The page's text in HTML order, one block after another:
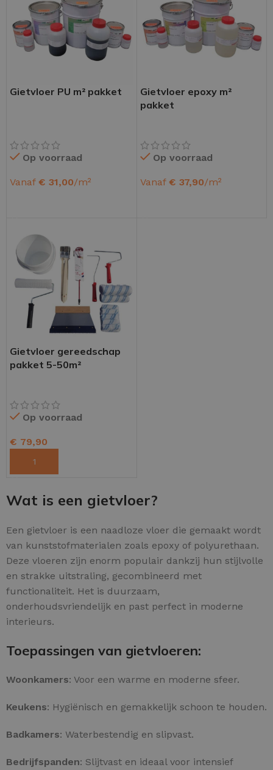
Gietvloer PU m² pakket
Op voorraad
Vanaf € 31,00/m²
Gietvloer epoxy m²
pakket
Op voorraad
Vanaf € 37,90/m²
Gietvloer gereedschap
pakket 5-50m²
Op voorraad
€ 79,90
Wat is een gietvloer?
Een gietvloer is een naadloze vloer die gemaakt wordt
van kunststofmaterialen zoals epoxy of polyurethaan.
Deze vloeren zijn enorm populair dankzij hun stijlvolle
en strakke uitstraling, gecombineerd met
functionaliteit. Het is duurzaam,
onderhoudsvriendelijk en past perfect in moderne
interieurs.
Toepassingen van gietvloeren:
Woonkamers: Voor een warme en moderne sfeer.
Keukens: Hygiënisch en gemakkelijk schoon te houden.
Badkamers: Waterbestendig en slipvast.
Bedrijfspanden: Slijtvast en ideaal voor intensief